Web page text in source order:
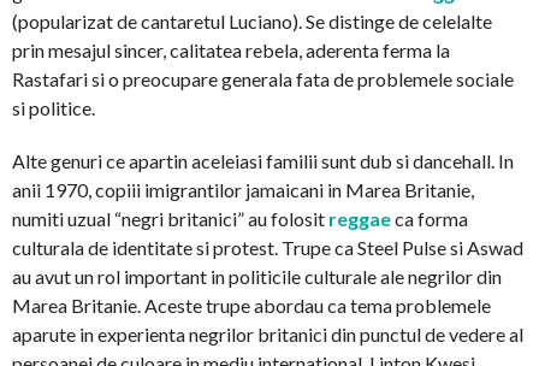
(popularizat de cantaretul Luciano). Se distinge de celelalte
prin mesajul sincer, calitatea rebela, aderenta ferma la
Rastafari si o preocupare generala fata de problemele sociale
si politice.
Alte genuri ce apartin aceleiasi familii sunt dub si dancehall. In
anii 1970, copiii imigrantilor jamaicani in Marea Britanie,
numiti uzual “negri britanici” au folosit reggaeca forma
culturala de identitate si protest. Trupe ca Steel Pulse si Aswad
au avut un rol important in politicile culturale ale negrilor din
Marea Britanie. Aceste trupe abordau ca tema problemele
aparute in experienta negrilor britanici din punctul de vedere al